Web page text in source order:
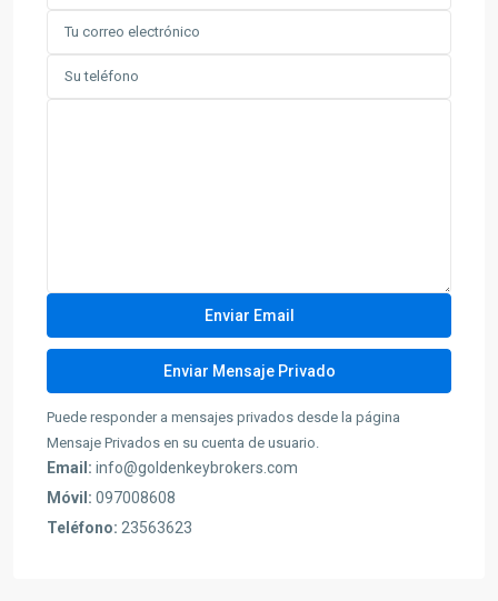
Puede responder a mensajes privados desde la página
Mensaje Privados en su cuenta de usuario.
Email: info@goldenkeybrokers.com
Móvil: 097008608
Teléfono: 23563623